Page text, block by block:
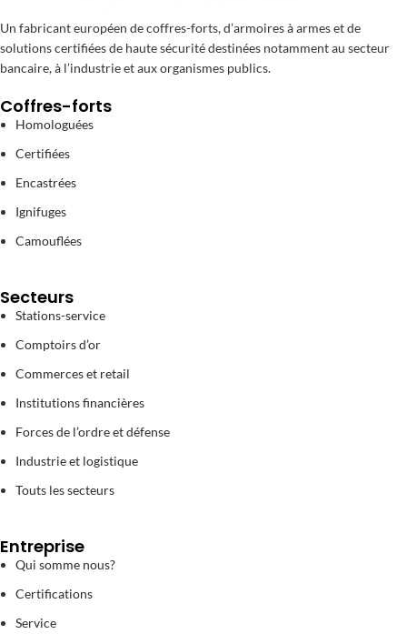
Un fabricant européen de coffres-forts, d’armoires à armes et de
solutions certifiées de haute sécurité destinées notamment au secteur
bancaire, à l’industrie et aux organismes publics.
Coffres-forts
Homologuées
Certifiées
Encastrées
Ignifuges
Camouflées
Secteurs
Stations-service
Comptoirs d’or
Commerces et retail
Institutions financières
Forces de l’ordre et défense
Industrie et logistique
Touts les secteurs
Entreprise
Qui somme nous?
Certifications
Service